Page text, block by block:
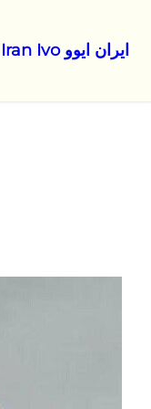
ایران ایوو Iran Ivo